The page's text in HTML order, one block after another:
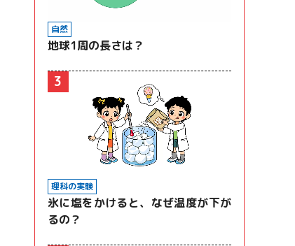
自然
地球1周の長さは？
3
理科の実験
氷に塩をかけると、なぜ温度が下が
るの？